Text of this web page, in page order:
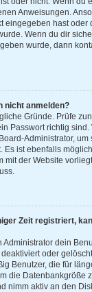
Anweisungen.
eingegeben hast oder
Wenn du dir
wurde, dann
nicht anmelden?
Gründe. Prüfe
Passwort richtig
Administrator, um
Es ist ebenfalls
mit der Website
Zeit registriert,
Administrator dein
oder
Benutzer, die für
die Datenbankgröße
nimm aktiv an den